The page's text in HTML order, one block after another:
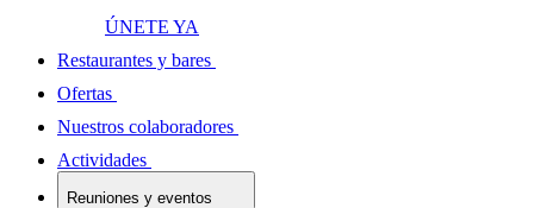
ÚNETE YA
Restaurantes y bares
Ofertas
Nuestros colaboradores
Actividades
Reuniones y eventos